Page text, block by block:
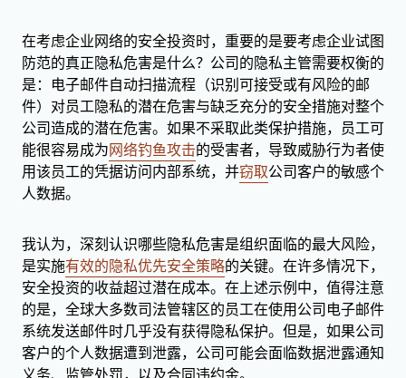
在考虑企业网络的安全投资时，重要的是要考虑企业试图
防范的真正隐私危害是什么？公司的隐私主管需要权衡的
是：电子邮件自动扫描流程（识别可接受或有风险的邮
件）对员工隐私的潜在危害与缺乏充分的安全措施对整个
公司造成的潜在危害。如果不采取此类保护措施，员工可
能很容易成为网络钓鱼攻击的受害者，导致威胁行为者使
用该员工的凭据访问内部系统，并窃取公司客户的敏感个
人数据。
我认为，深刻认识哪些隐私危害是组织面临的最大风险，
是实施有效的隐私优先安全策略的关键。在许多情况下，
安全投资的收益超过潜在成本。在上述示例中，值得注意
的是，全球大多数司法管辖区的员工在使用公司电子邮件
系统发送邮件时几乎没有获得隐私保护。但是，如果公司
客户的个人数据遭到泄露，公司可能会面临数据泄露通知
义务、监管处罚，以及合同违约金。